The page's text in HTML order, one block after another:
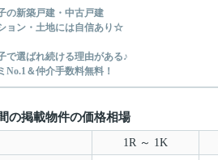
の新築戸建・中古戸建
ョン・土地には自信あり☆
で選ばれ続ける理由がある♪
No.1＆仲介手数料無料！
の掲載物件の価格相場
1R ～ 1K